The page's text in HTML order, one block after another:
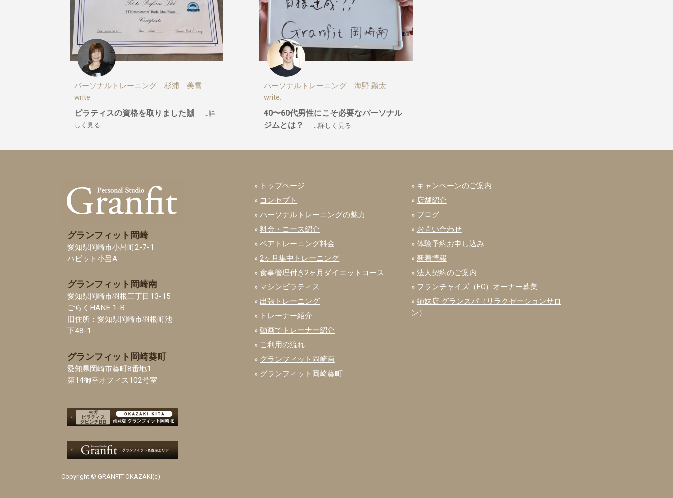
パーソナルトレーニング 杉浦 美雪
write.
ピラティスの資格を取りました🙌
…詳
しく見る
パーソナルトレーニング 海野 顕太
write.
40〜60代男性にこそ必要なパーソナル
ジムとは？
…詳しく見る
» トップページ
» コンセプト
»パーソナルトレーニングの魅力
»料金・コース紹介
»ペアトレーニング料金
»2ヶ月集中トレーニング
»食事管理付き2ヶ月ダイエットコース
» マシンピラティス
» 出張トレーニング
» トレーナー紹介
»動画でトレーナー紹介
» ご利用の流れ
» グランフィット岡崎南
» グランフィット岡崎葵町
» キャンペーンのご案内
» 店舗紹介
» ブログ
» お問い合わせ
» 体験予約お申し込み
» 新着情報
» 法人契約のご案内
» フランチャイズ（FC）オーナー募集
» 姉妹店 グランスパ（リラクゼーションサロ
ン）
グランフィット岡崎
愛知県岡崎市小呂町2-7-1
ハビット小呂A
グランフィット岡崎南
愛知県岡崎市羽根三丁目13-15
ごらくHANE 1-B
旧住所：愛知県岡崎市羽根町池
下48-1
グランフィット岡崎葵町
愛知県岡崎市葵町8番地1
第14御幸オフィス102号室
Copyright © GRANFIT OKAZAKI(c)